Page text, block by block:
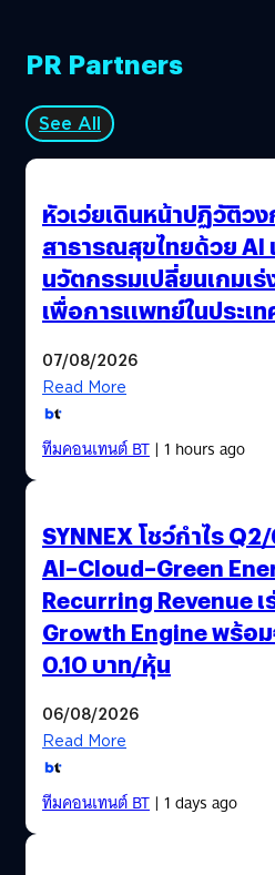
PR Partners
See All
หัวเว่ยเดินหน้าปฏิวัติวง
สาธารณสุขไทยด้วย AI
นวัตกรรมเปลี่ยนเกมเร่
เพื่อการแพทย์ในประเท
07/08/2026
Read More
ทีมคอนเทนต์ BT| 1 hours ago
SYNNEX โชว์กำไร
AI–Cloud–Green
Recurring Revenue เ
Growth Engine พร้อ
0.10 บาท/หุ้น
06/08/2026
Read More
ทีมคอนเทนต์ BT| 1 days ago